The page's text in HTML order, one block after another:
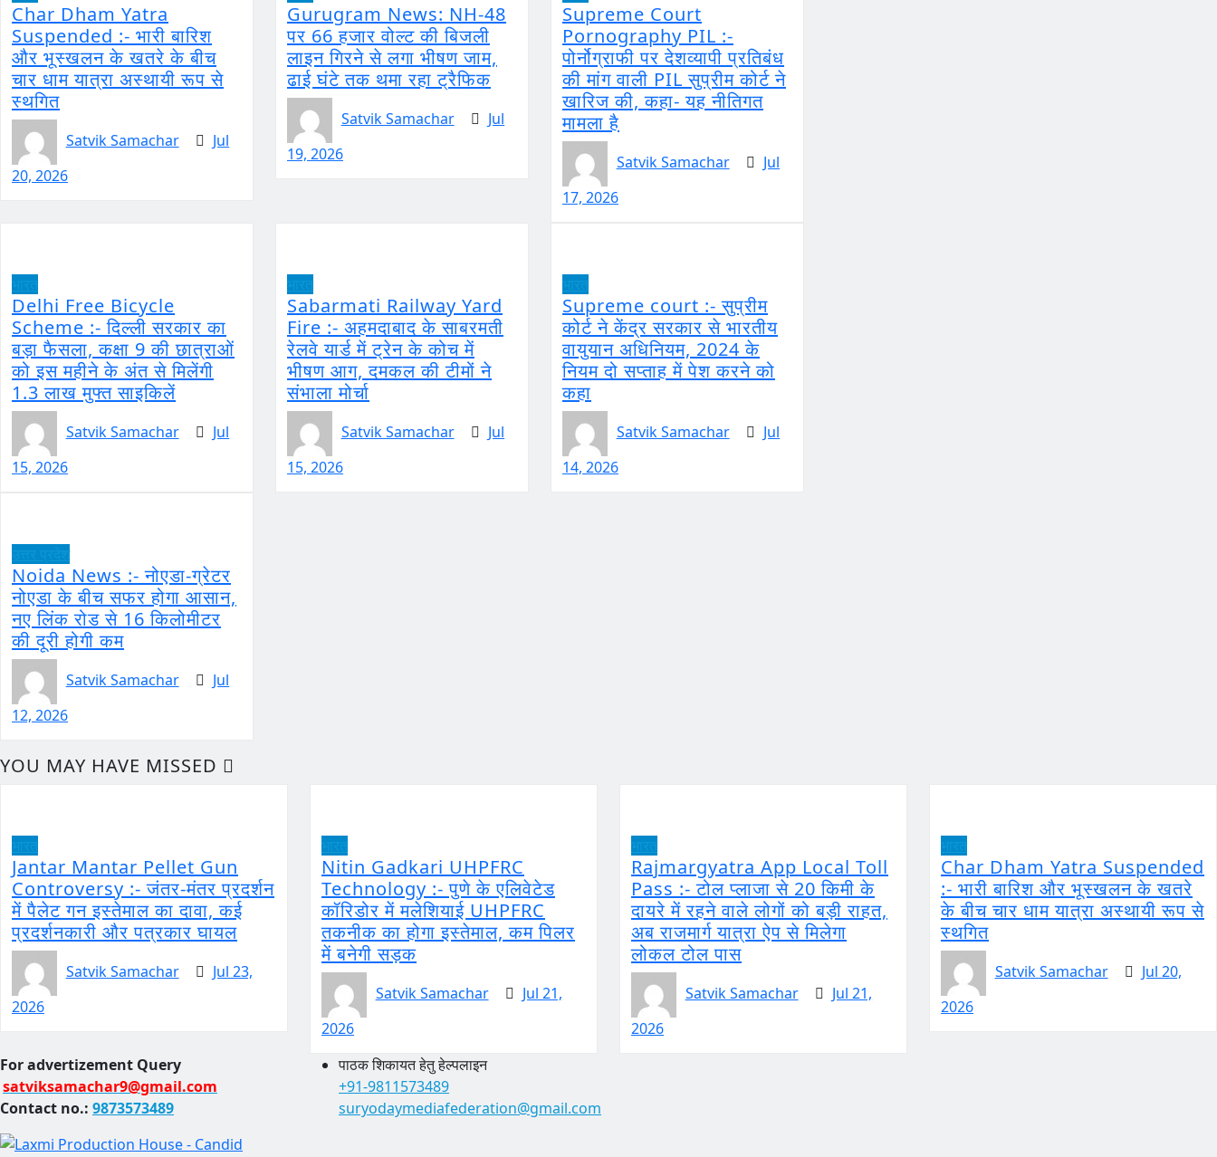
Char Dham Yatra
Suspended :- भारी बारिश
और भूस्खलन के खतरे के बीच
चार धाम यात्रा अस्थायी रूप से
स्थगित
Satvik Samachar
Jul
20, 2026
Gurugram News: NH-48
पर 66 हजार वोल्ट की बिजली
लाइन गिरने से लगा भीषण जाम,
ढाई घंटे तक थमा रहा ट्रैफिक
Satvik Samachar
Jul
19, 2026
Supreme Court
Pornography PIL :-
पोर्नोग्राफी पर देशव्यापी प्रतिबंध
की मांग वाली PIL सुप्रीम कोर्ट ने
खारिज की, कहा- यह नीतिगत
मामला है
Satvik Samachar
Jul
17, 2026
Delhi Free Bicycle
Scheme :- दिल्ली सरकार का
बड़ा फैसला, कक्षा 9 की छात्राओं
को इस महीने के अंत से मिलेंगी
1.3 लाख मुफ्त साइकिलें
Satvik Samachar
Jul
15, 2026
Sabarmati Railway Yard
Fire :- अहमदाबाद के साबरमती
रेलवे यार्ड में ट्रेन के कोच में
भीषण आग, दमकल की टीमों ने
संभाला मोर्चा
Satvik Samachar
Jul
15, 2026
Supreme court :- सुप्रीम
कोर्ट ने केंद्र सरकार से भारतीय
वायुयान अधिनियम, 2024 के
नियम दो सप्ताह में पेश करने को
कहा
Satvik Samachar
Jul
14, 2026
Noida News :- नोएडा-ग्रेटर
नोएडा के बीच सफर होगा आसान,
नए लिंक रोड से 16 किलोमीटर
की दूरी होगी कम
Satvik Samachar
Jul
12, 2026
YOU MAY HAVE MISSED
Jantar Mantar Pellet Gun
Controversy :- जंतर-मंतर प्रदर्शन
में पैलेट गन इस्तेमाल का दावा, कई
प्रदर्शनकारी और पत्रकार घायल
Satvik Samachar
Jul 23,
2026
Nitin Gadkari UHPFRC
Technology :- पुणे के एलिवेटेड
कॉरिडोर में मलेशियाई UHPFRC
तकनीक का होगा इस्तेमाल, कम पिलर
में बनेगी सड़क
Satvik Samachar
Jul 21,
2026
Rajmargyatra App Local Toll
Pass :- टोल प्लाजा से 20 किमी के
दायरे में रहने वाले लोगों को बड़ी राहत,
अब राजमार्ग यात्रा ऐप से मिलेगा
लोकल टोल पास
Satvik Samachar
Jul 21,
2026
Char Dham Yatra Suspended
:- भारी बारिश और भूस्खलन के खतरे
के बीच चार धाम यात्रा अस्थायी रूप से
स्थगित
Satvik Samachar
Jul 20,
2026
For advertizement Query
satviksamachar9@gmail.com
Contact no.: 9873573489
पाठक शिकायत हेतु हेल्पलाइन
+91-9811573489
suryodaymediafederation@gmail.com